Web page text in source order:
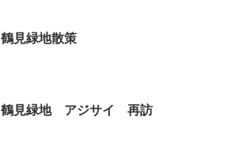
鶴見緑地散策
鶴見緑地 アジサイ 再訪